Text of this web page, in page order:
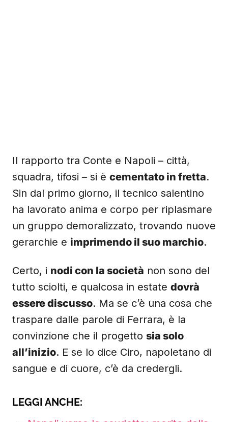
Il rapporto tra Conte e Napoli – città,
squadra, tifosi – si è cementato in fretta.
Sin dal primo giorno, il tecnico salentino
ha lavorato anima e corpo per riplasmare
un gruppo demoralizzato, trovando nuove
gerarchie e imprimendo il suo marchio.
Certo, i nodi con la società non sono del
tutto sciolti, e qualcosa in estate dovrà
essere discusso. Ma se c’è una cosa che
traspare dalle parole di Ferrara, è la
convinzione che il progetto sia solo
all’inizio. E se lo dice Ciro, napoletano di
sangue e di cuore, c’è da credergli.
LEGGI ANCHE: